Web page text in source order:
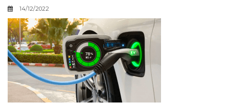
14/12/2022